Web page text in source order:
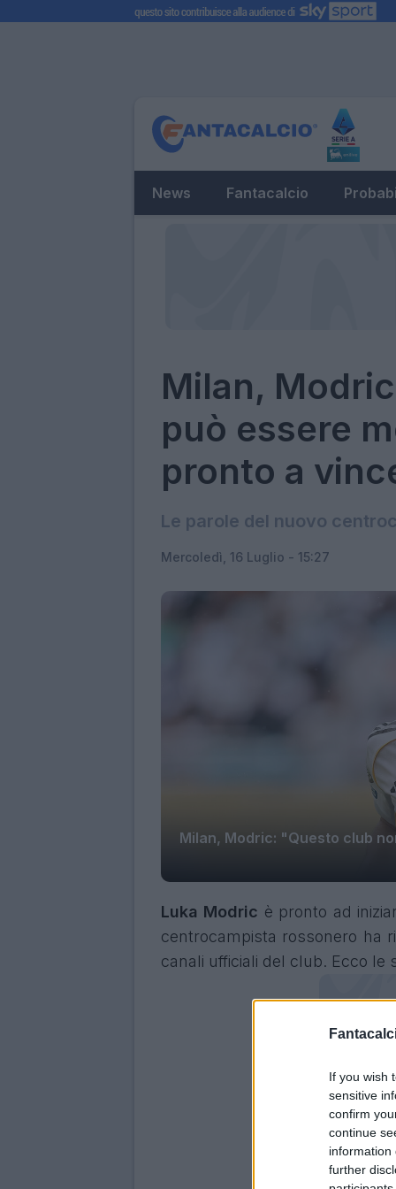
If you wish
sensitive
confirm
continue
information
further
News Fantacalcio
Milan,
può essere
pronto a
Le parole del nuovo
Mercoledì, 16 Luglio - 15:27
Milan, Modric: "Questo club
Luka Modric è pronto ad
centrocampista rossonero ha
canali ufficiali del club. Ecco le